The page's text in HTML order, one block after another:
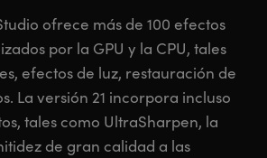
ofrece más de 100 efectos
por la GPU y la CPU, tales
efectos de luz, restauración de
La versión 21 incorpora incluso
tales como UltraSharpen, la
de gran calidad a las